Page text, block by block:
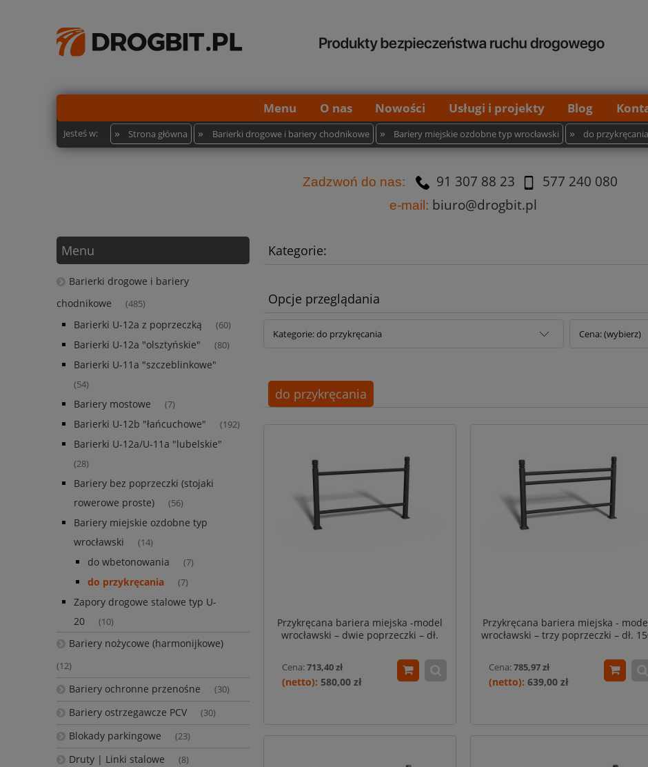
Menu O nas Nowości Usługi i projekty Blog
Jesteś w: » Strona główna » Barierki drogowe i bariery chodnikowe » Bariery miejskie ozdobne typ wrocławski » do przykręcania
Zadzwoń do nas: 91 307 88 23 577 240 080
e-mail: biuro@drogbit.pl
Menu
Barierki drogowe i bariery
chodnikowe
(485)
Barierki U-12a z poprzeczką (60)
Barierki U-12a "olsztyńskie" (80)
Barierki U-11a "szczeblinkowe"
(54)
Bariery mostowe (7)
Barierki U-12b "łańcuchowe" (192)
Barierki U-12a/U-11a "lubelskie"
(28)
Bariery bez poprzeczki (stojaki
rowerowe proste)
(56)
Bariery miejskie ozdobne typ
wrocławski
(14)
do wbetonowania (7)
do przykręcania (7)
Zapory drogowe stalowe typ U-
20
(10)
Bariery nożycowe (harmonijkowe)
(12)
Bariery ochronne przenośne (30)
Bariery ostrzegawcze PCV (30)
Blokady parkingowe (23)
Druty | Linki stalowe (8)
Kategorie:
Opcje przeglądania
Kategorie: do przykręcania Cena: (wybierz)
do przykręcania
Przykręcana bariera miejska -model
wrocławski – dwie poprzeczki – dł.
Cena:713,40 zł
580,00 zł
Przykręcana bariera miejska -
wrocławski – trzy poprzeczki – dł.
Cena:785,97 zł
639,00 zł